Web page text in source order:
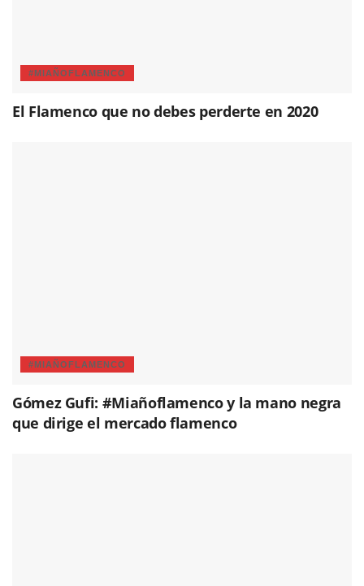
#MIAÑOFLAMENCO
El Flamenco que no debes perderte en 2020
#MIAÑOFLAMENCO
Gómez Gufi: #Miañoflamenco y la mano negra
que dirige el mercado flamenco